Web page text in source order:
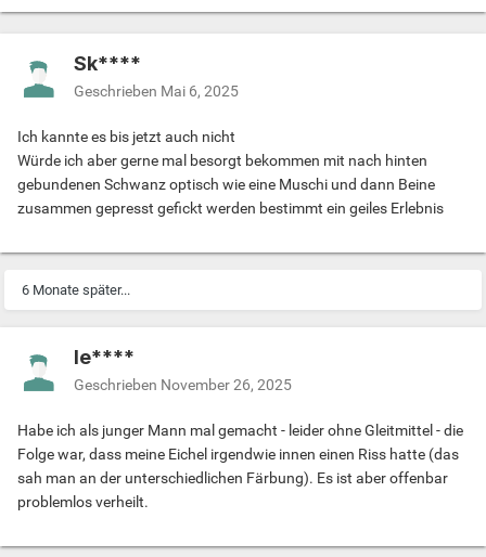
Sk****
Geschrieben Mai 6, 2025
Ich kannte es bis jetzt auch nicht
Würde ich aber gerne mal besorgt bekommen mit nach hinten
gebundenen Schwanz optisch wie eine Muschi und dann Beine
zusammen gepresst gefickt werden bestimmt ein geiles Erlebnis
6 Monate später...
le****
Geschrieben November 26, 2025
Habe ich als junger Mann mal gemacht - leider ohne Gleitmittel - die
Folge war, dass meine Eichel irgendwie innen einen Riss hatte (das
sah man an der unterschiedlichen Färbung). Es ist aber offenbar
problemlos verheilt.